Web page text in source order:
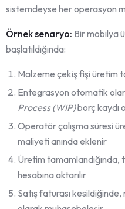
sistemdeyse her operasyon
Örnek senaryo: Bir mobilya
başlatıldığında:
Malzeme çekiş fişi üretim
Entegrasyon otomatik
Process (WIP)borç kaydı
Operatör çalışma süresi
maliyeti anında eklenir
Üretim
hesabına aktarılır
Satış faturası